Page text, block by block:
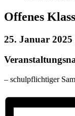
Offenes
25. Januar 2025
– schulpflichtiger